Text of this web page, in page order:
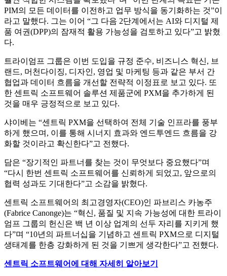
PIM의 모든 데이터를 이전하고 업무 방식을 동기화하는 것”이
라고 말했다. 그는 이어 “그 다음 2단계에서는 AI와 디지털 제
품 여권(DPP)의 잠재적 활용 가능성을 검토하고 있다”고 밝혔
다.
트라이엄프 그룹은 이번 도입을 규정 준수, 비즈니스 혁신, 브
랜드, 머천다이징, 디자인, 영업 및 마케팅 등과 같은 부서 간
협업과 데이터 흐름을 개선할 전략적 이정표로 보고 있다. 또
한 센트릭 소프트웨어 솔루션 제품군에 PXM을 추가하게 된
것을 매우 긍정적으로 보고 있다.
샤이베는 “센트릭 PXM을 선택하여 전체 기술 인프라를 풍부
하게 했으며, 이를 통해 시너지 효과와 엔드투엔드 흐름을 강
화할 것이라고 확신한다”고 전했다.
담은 “장기적인 파트너를 찾는 것이 무엇보다 중요했다”며
“다시 한번 센트릭 소프트웨어를 신뢰하게 되었고, 앞으로의
협력 성과도 기대한다”고 소감을 밝혔다.
센트릭 소프트웨어의 최고경영자(CEO)인 파브리스 카농주
(Fabrice Canonge)는 “혁신, 품질 및 지속 가능성에 대한 트라이
엄프 그룹의 헌신은 백 년 이상 업계의 선두 자리를 지키게 했
다”며 “10년의 파트너십을 기념하고 센트릭 PXM으로 디지털
생태계를 한층 강화하게 된 것을 기쁘게 생각한다”고 전했다.
센트릭 소프트웨어에 대해 자세히 알아보기